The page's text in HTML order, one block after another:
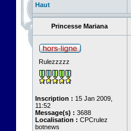
Haut
Princesse Mariana
Rulezzzzz
Inscription : 15 Jan 2009,
11:52
Message(s) : 3688
Localisation : CPCrulez
botnews